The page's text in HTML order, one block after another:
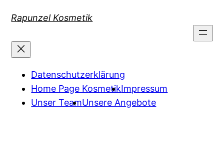
InhaltRapunzel Kosmetik
Datenschutzerklärung
Home Page KosmetikImpressum
Unser TeamUnsere Angebote